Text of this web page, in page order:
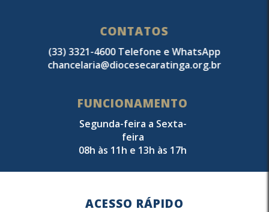
CONTATOS
(33) 3321-4600 Telefone e WhatsApp
chancelaria@diocesecaratinga.org.br
FUNCIONAMENTO
Segunda-feira a Sexta-
feira
08h às 11h e 13h às 17h
ACESSO RÁPIDO